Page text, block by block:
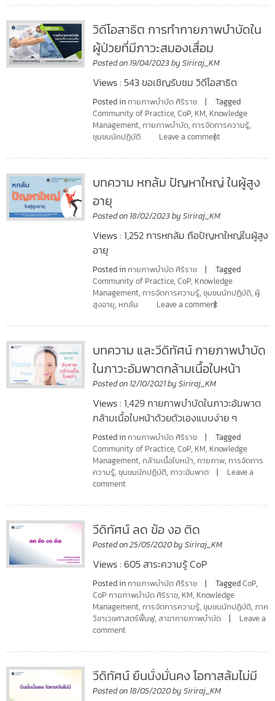
วิดีโอสาธิต การทำกายภาพบำบัดใน
ผู้ป่วยที่มีภาวะสมองเสื่อม
Posted on 19/04/2023bySiriraj_KM
Views : 543 ขอเชิญรับชม วิดีโอสาธิต
Posted inกายภาพบำบัด ศิริราช
Tagged
Community of Practice,CoP, KM, Knowledge
Management,กายภาพบำบัด,การจัดการความรู้,
ชุมชนนักปฏิบัติ
Leave a comment
บทความ หกล้ม ปัญหาใหญ่ ในผู้สูง
อายุ
Posted on 18/02/2023bySiriraj_KM
Views : 1,252 การหกล้ม ถือปัญหาใหญ่ในผู้สูง
อายุ
Posted inกายภาพบำบัด ศิริราช
Tagged
Community of Practice,CoP, Knowledge
Management,การจัดการความรู้,ชุมชนนักปฏิบัติ, ผู้
สูงอายุ, หกล้ม Leave a comment
บทความ และวีดิทัศน์ กายภาพบำบัด
ในภาวะอัมพาตกล้ามเนื้อใบหน้า
Posted on 12/10/2021bySiriraj_KM
Views : 1,429 กายภาพบำบัดในภาวะอัมพาต
กล้ามเนื้อใบหน้าด้วยตัวเองแบบง่าย ๆ
Posted inกายภาพบำบัด ศิริราช
Tagged
Community of Practice,CoP, KM, Knowledge
Management,กล้ามเนื้อใบหน้า,กายภาพ,การจัดการ
ความรู้,ชุมชนนักปฏิบัติ,ภาวะอัมพาต
Leave a
comment
วีดิทัศน์ ลด ข้อ งอ ติด
Posted on25/05/2020bySiriraj_KM
Views : 605 สาระความรู้ CoP
Posted inกายภาพบำบัด ศิริราช TaggedCoP,
CoP กายภาพบำบัด ศิริราช, KM, Knowledge
Management,การจัดการความรู้,ชุมชนนักปฏิบัติ,ภาค
วิชาเวชศาสตร์ฟื้นฟู,สาขากายภาพบำบัด
Leave a
comment
วีดิทัศน์ ยืนนั่งมั่นคง โอกาสล้มไม่มี
Posted on 18/05/2020bySiriraj_KM